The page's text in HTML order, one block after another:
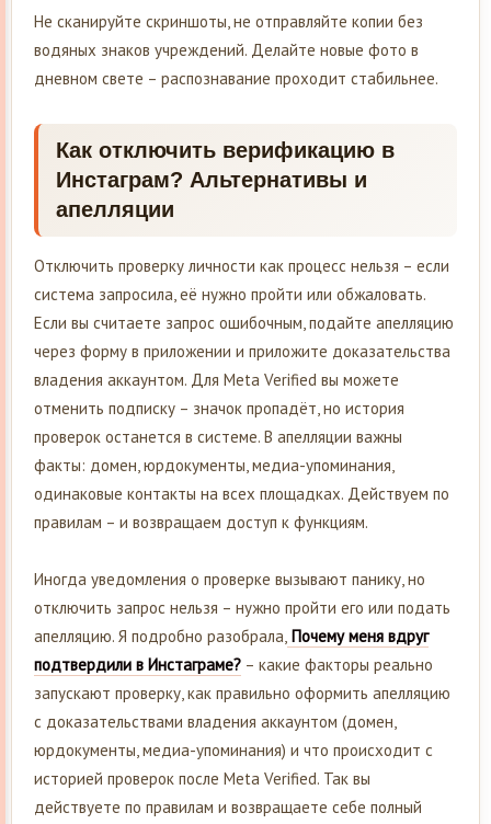
Не сканируйте скриншоты, не отправляйте копии без
водяных знаков учреждений. Делайте новые фото в
дневном свете – распознавание проходит стабильнее.
Как отключить верификацию в
Инстаграм? Альтернативы и
апелляции
Отключить проверку личности как процесс нельзя – если
система запросила, её нужно пройти или обжаловать.
Если вы считаете запрос ошибочным, подайте апелляцию
через форму в приложении и приложите доказательства
владения аккаунтом. Для Meta Verified вы можете
отменить подписку – значок пропадёт, но история
проверок останется в системе. В апелляции важны
факты: домен, юрдокументы, медиа-упоминания,
одинаковые контакты на всех площадках. Действуем по
правилам – и возвращаем доступ к функциям.
Иногда уведомления о проверке вызывают панику, но
отключить запрос нельзя – нужно пройти его или подать
апелляцию. Я подробно разобрала, Почему меня вдруг
подтвердили в Инстаграме? – какие факторы реально
запускают проверку, как правильно оформить апелляцию
с доказательствами владения аккаунтом (домен,
юрдокументы, медиа-упоминания) и что происходит с
историей проверок после Meta Verified. Так вы
действуете по правилам и возвращаете себе полный